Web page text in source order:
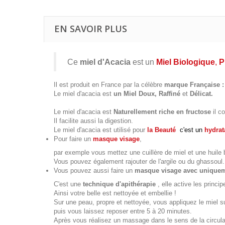
EN SAVOIR PLUS
Ce miel d'Acacia est un Miel Biologique,
Il est produit en France par la célèbre marque Française
Le miel d'acacia est un Miel Doux, Raffiné et Délicat.
Le miel d'acacia est Naturellement riche en fructose il
Il facilite aussi la digestion.
Le miel d'acacia est utilisé pour la Beauté c'est un
Pour faire un masque visage,
par exemple vous mettez une cuillère de miel et une
Vous pouvez également rajouter de l'argile ou du ghassoul.
Vous pouvez aussi faire un masque visage avec
C'est une technique d'apithérapie , elle active les
Ainsi votre belle est nettoyée et embellie !
Sur une peau, propre et nettoyée, vous appliquez le miel
puis vous laissez reposer entre 5 à 20 minutes.
Après vous réalisez un massage dans le sens de la